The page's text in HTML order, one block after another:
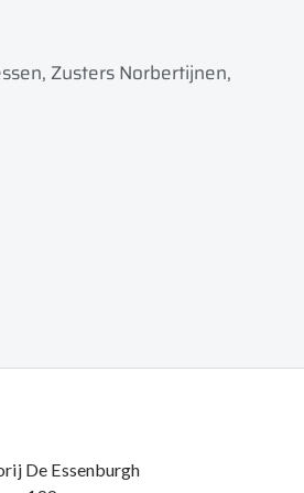
Zusters Norbertijnen,
De Essenburgh